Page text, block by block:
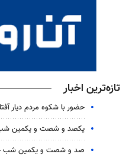
تازه‌ترین اخبار
حضور با شکوه مردم
یکصد و شصت و یکمین شب
صد و شصت و یکمین شب